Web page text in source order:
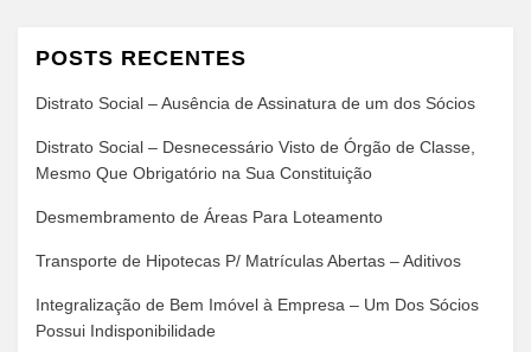
POSTS RECENTES
Distrato Social – Ausência de Assinatura de um dos Sócios
Distrato Social – Desnecessário Visto de Órgão de Classe,
Mesmo Que Obrigatório na Sua Constituição
Desmembramento de Áreas Para Loteamento
Transporte de Hipotecas P/ Matrículas Abertas – Aditivos
Integralização de Bem Imóvel à Empresa – Um Dos Sócios
Possui Indisponibilidade